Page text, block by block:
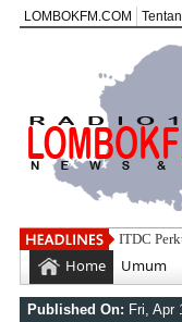
LOMBOKFM.COM
ITDC
Home Umum
Published On: Fri, Apr